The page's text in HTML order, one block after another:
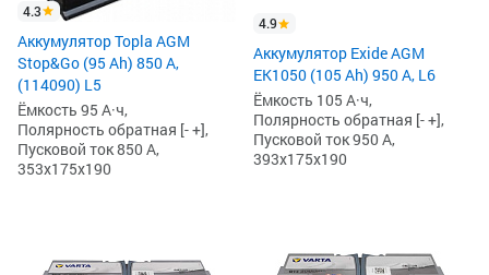
4.3
Аккумулятор Topla AGM
Stop&Go (95 Ah) 850 А,
(114090) L5
Ёмкость 95 А·ч,
Полярность обратная [- +],
Пусковой ток 850 А,
353x175x190
4.9
Аккумулятор Exide AGM
EK1050 (105 Ah) 950 А, L6
Ёмкость 105 А·ч,
Полярность обратная [- +],
Пусковой ток 950 А,
393x175x190